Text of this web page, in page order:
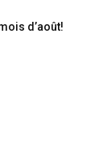
d’août!